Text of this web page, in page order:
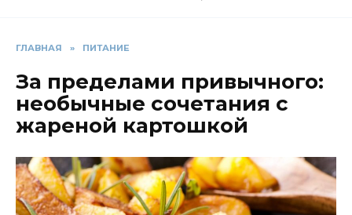
ГЛАВНАЯ » ПИТАНИЕ
За пределами привычного:
необычные сочетания с
жареной картошкой